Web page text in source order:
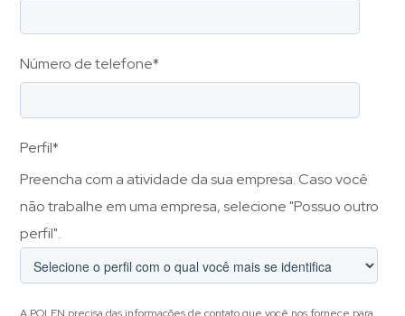
Número de telefone*
Perfil*
Preencha com a atividade da sua empresa. Caso você
não trabalhe em uma empresa, selecione "Possuo outro
perfil".